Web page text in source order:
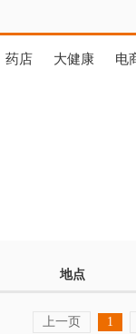
药店 大健康 电
地点
上一页 1